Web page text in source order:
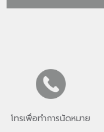
โทรเพื่อทำการนัดหมาย